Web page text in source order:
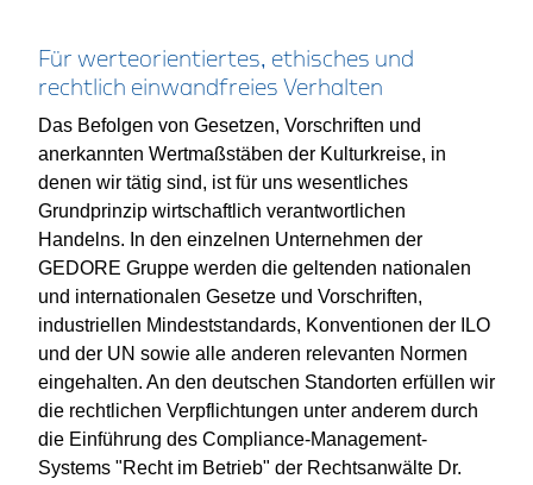
Für werteorientiertes, ethisches und
rechtlich einwandfreies Verhalten
Das Befolgen von Gesetzen, Vorschriften und
anerkannten Wertmaßstäben der Kulturkreise, in
denen wir tätig sind, ist für uns wesentliches
Grundprinzip wirtschaftlich verantwortlichen
Handelns. In den einzelnen Unternehmen der
GEDORE Gruppe werden die geltenden nationalen
und internationalen Gesetze und Vorschriften,
industriellen Mindeststandards, Konventionen der ILO
und der UN sowie alle anderen relevanten Normen
eingehalten. An den deutschen Standorten erfüllen wir
die rechtlichen Verpflichtungen unter anderem durch
die Einführung des Compliance-Management-
Systems "Recht im Betrieb" der Rechtsanwälte Dr.